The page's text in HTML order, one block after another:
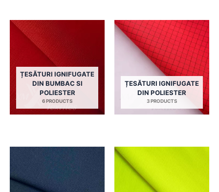
ȚESĂTURI IGNIFUGATE
DIN BUMBAC SI
POLIESTER
6 PRODUCTS
ȚESĂTURI IGNIFUGATE
DIN POLIESTER
3 PRODUCTS